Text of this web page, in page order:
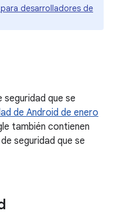
desarrolladores de
seguridad que se
de Android de enero
también contienen
seguridad que se